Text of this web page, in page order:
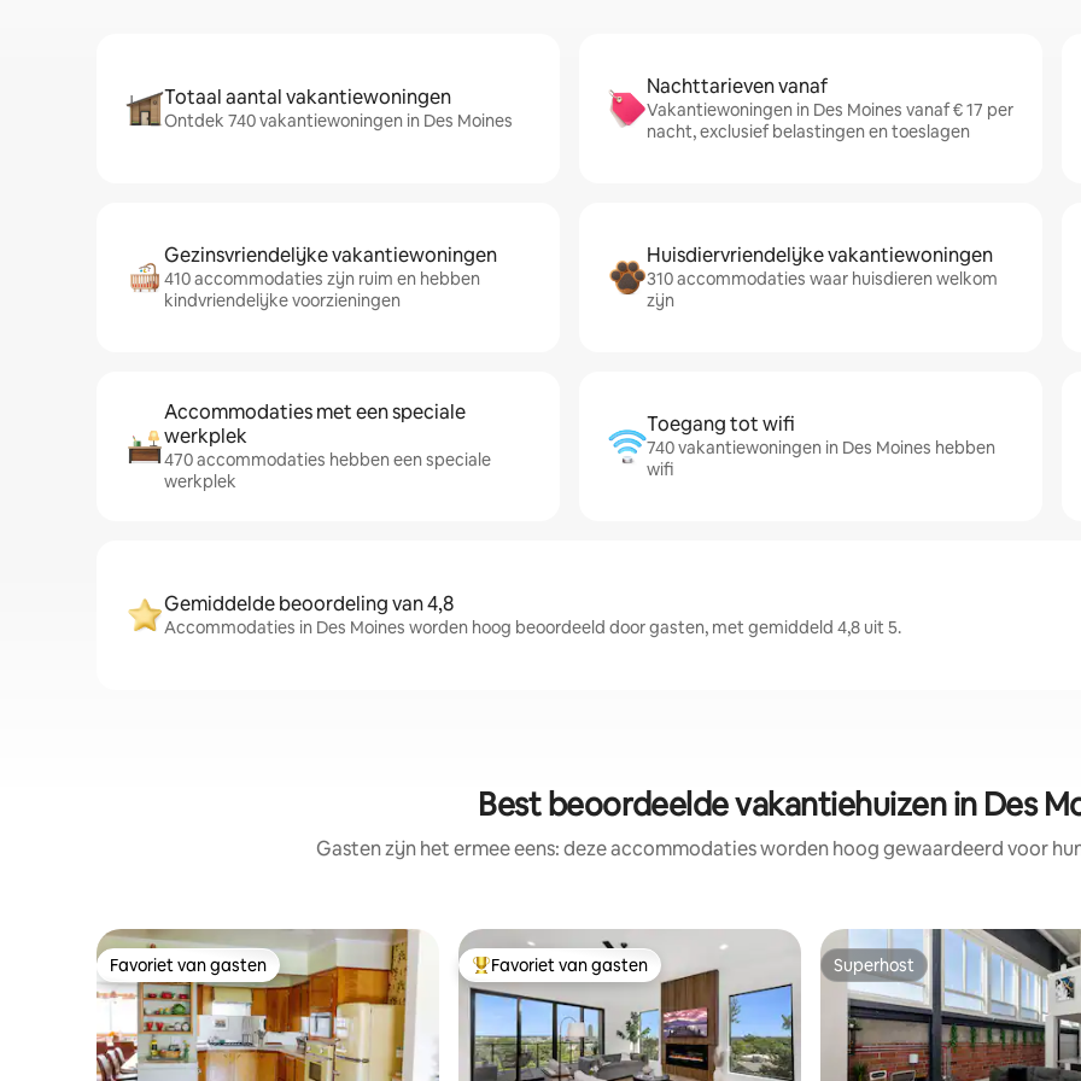
Totaal aantal vakantiewoningen
Ontdek 740 vakantiewoningen in Des Moines
Nachttarieven vanaf
Vakantiewoningen in Des Moines vanaf € 17 per
nacht, exclusief belastingen en toeslagen
Gezinsvriendelijke vakantiewoningen
410 accommodaties zijn ruim en hebben
kindvriendelijke voorzieningen
Huisdiervriendelijke vakantiewoningen
310 accommodaties waar huisdieren welkom
zijn
Accommodaties met een speciale
werkplek
470 accommodaties hebben een speciale
werkplek
Toegang tot wifi
740 vakantiewoningen in Des Moines hebben
wifi
Gemiddelde beoordeling van 4,8
Accommodaties in Des Moines worden hoog beoordeeld door gasten, met gemiddeld 4,8 uit 5.
Best beoordeelde vakantiehuizen in Des
Gasten zijn het ermee eens: deze accommodaties worden hoog gewaardeerd voor
Favoriet van gasten
Favoriet van gasten Topfavoriet van gasten
Favoriet van gasten Superhost
Superhost